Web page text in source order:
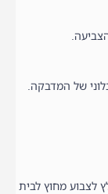
של המדבקה.
לצבוע מחוץ לבית